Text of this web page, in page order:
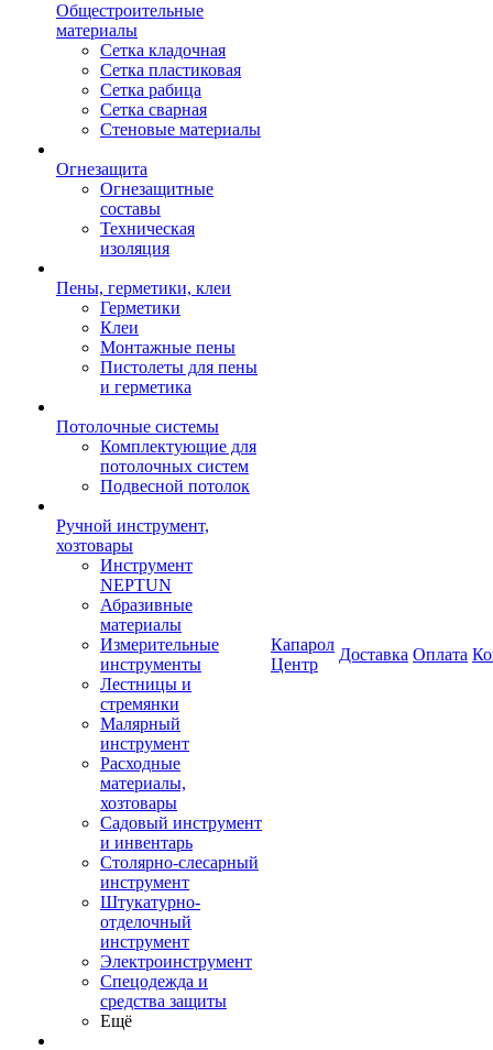
Общестроительные
материалы
Сетка кладочная
Сетка пластиковая
Сетка рабица
Сетка сварная
Стеновые материалы
Огнезащита
Огнезащитные
составы
Техническая
изоляция
Пены, герметики, клеи
Герметики
Клеи
Монтажные пены
Пистолеты для пены
и герметика
Потолочные системы
Комплектующие для
потолочных систем
Подвесной потолок
Ручной инструмент,
хозтовары
Инструмент
NEPTUN
Абразивные
материалы
Измерительные
инструменты
Лестницы и
стремянки
Малярный
инструмент
Расходные
материалы,
хозтовары
Садовый инструмент
и инвентарь
Столярно-слесарный
инструмент
Штукатурно-
отделочный
инструмент
Электроинструмент
Спецодежда и
средства защиты
Ещё
Капарол
Центр
Доставка Оплата